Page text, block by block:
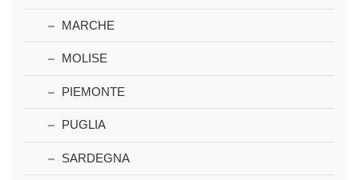
MARCHE
MOLISE
PIEMONTE
PUGLIA
SARDEGNA